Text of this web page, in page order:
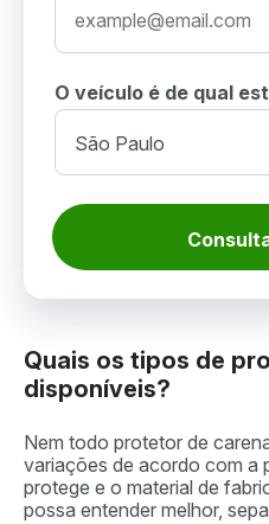
O veículo é de qual
Quais os tipos de
disponíveis?
Nem todo protetor de
variações de acordo com a
protege e o material de
possa entender melhor,